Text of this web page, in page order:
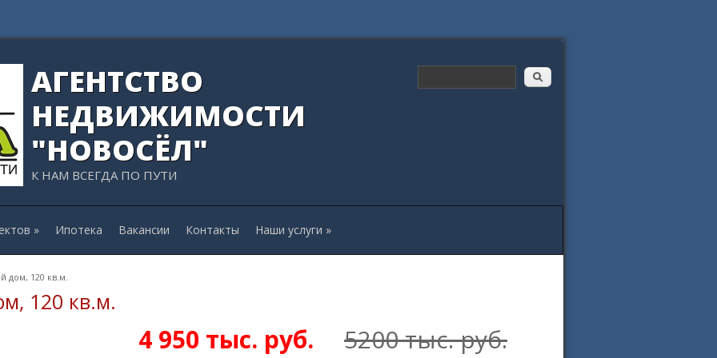
АГЕНТСТВО
НЕДВИЖИМОСТИ
"НОВОСЁЛ"
К НАМ ВСЕГДА ПО ПУТИ
» Ипотека Вакансии Контакты Наши услуги »
дом, 120 кв.м.
120 кв.м.
4 950 тыс. руб. 5200 тыс. руб.